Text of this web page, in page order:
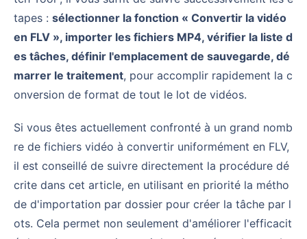
tapes : sélectionner la fonction « Convertir la vidéo
en FLV », importer les fichiers MP4, vérifier la liste d
es tâches, définir l'emplacement de sauvegarde, dé
marrer le traitement, pour accomplir rapidement la c
onversion de format de tout le lot de vidéos.
Si vous êtes actuellement confronté à un grand nomb
re de fichiers vidéo à convertir uniformément en FLV,
il est conseillé de suivre directement la procédure dé
crite dans cet article, en utilisant en priorité la métho
de d'importation par dossier pour créer la tâche par l
ots. Cela permet non seulement d'améliorer l'efficacit